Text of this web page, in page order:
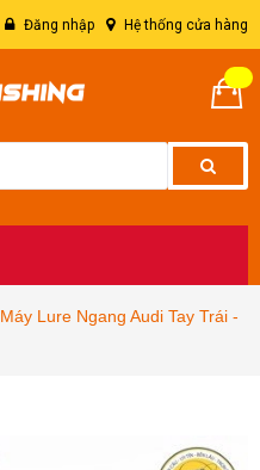
Đăng nhập Hệ thống cửa hàng
Máy Lure Ngang Audi Tay Trái -